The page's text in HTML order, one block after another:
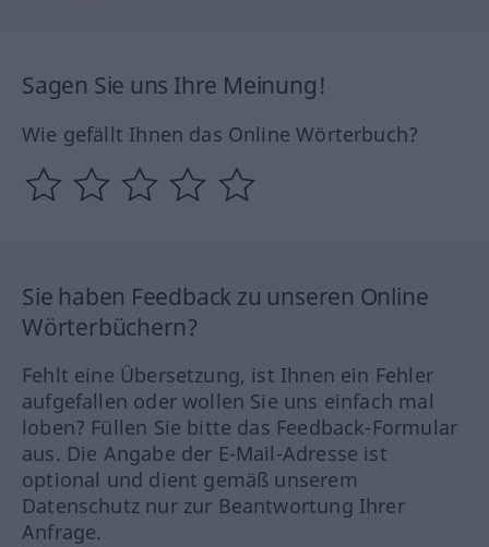
Sagen Sie uns Ihre Meinung!
Wie gefällt Ihnen das Online Wörterbuch?
Sie haben Feedback zu unseren Online
Wörterbüchern?
Fehlt eine Übersetzung, ist Ihnen ein Fehler
aufgefallen oder wollen Sie uns einfach mal
loben? Füllen Sie bitte das Feedback-Formular
aus. Die Angabe der E-Mail-Adresse ist
optional und dient gemäß unserem
Datenschutz nur zur Beantwortung Ihrer
Anfrage.